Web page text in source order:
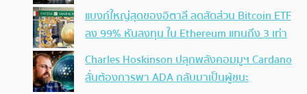
แบงก์ใหญ่สุดของอิตาลี ลดสัดส่วน Bitcoin ETF
ลง 99% หันลงทุน ใน Ethereum แทนถึง 3 เท่า
Charles Hoskinson ปลุกพลังคอมมูฯ Cardano
ลั่นต้องการพา ADA กลับมาเป็นผู้ชนะ